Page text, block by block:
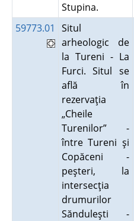
Stupina.
59773.01
Situl
arheologic de
la Tureni - La
Furci. Situl se
află în
rezervaţia
„Cheile
Turenilor” -
între Tureni şi
Copăceni -
peşteri, la
intersecţia
drumurilor
Sănduleşti -